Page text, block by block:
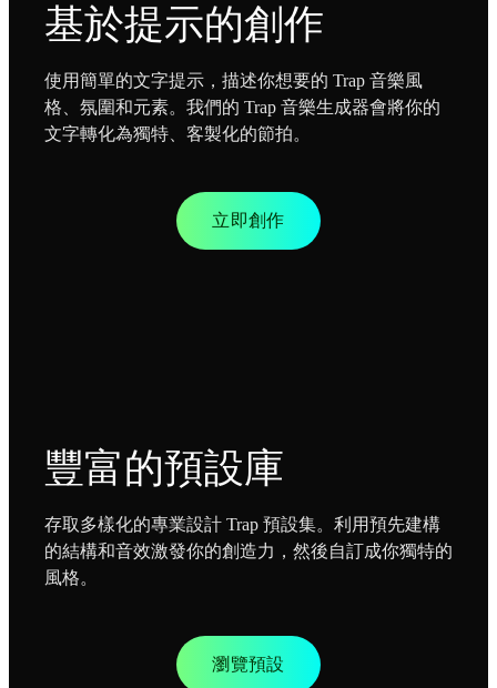
基於提示的創作
使用簡單的文字提示，描述你想要的 Trap 音樂風
格、氛圍和元素。我們的 Trap 音樂生成器會將你的
文字轉化為獨特、客製化的節拍。
立即創作
豐富的預設庫
存取多樣化的專業設計 Trap 預設集。利用預先建構
的結構和音效激發你的創造力，然後自訂成你獨特的
風格。
瀏覽預設